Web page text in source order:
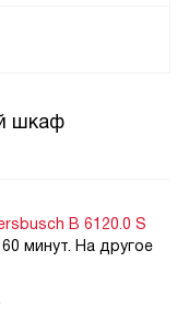
шкаф
B 6120.0 S
минут. На другое